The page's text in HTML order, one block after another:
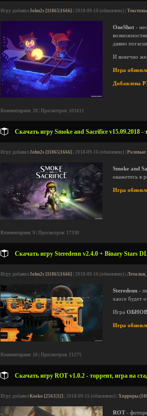
Игру добавил John2s [11865|1666] | 2018-09-16 (обновлено) |
OneShot -
давно
И конечно
Игра
Добавлена
Комментариев: 28 | Просмотров: 101611
Скачать игру Smoke and Sacrifice v15.09.2018 -
Игру добавил John2s [11865|1666] | 2018-09-16 (обновлено) | Ролевые
Smoke and
окажетесь в
Игра
Комментариев: 9 | Просмотров: 17330
Скачать игру Steredenn v2.4.0 + Binary Stars
Игру добавил John2s [11865|1666] | 2018-09-16 (обновлено) | Леталки,
Steredenn -
хаосе будет
Игра
Игра
Комментариев: 16 | Просмотров: 21275
Скачать игру ROT v1.0.2 - торрент, игра на
Игру добавил Kusko [2563|32] | 2018-09-15 (обновлено) | Хорроры
ROT-